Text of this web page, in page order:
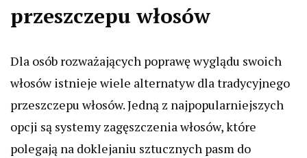
przeszczepu włosów
Dla osób rozważających poprawę wyglądu swoich
włosów istnieje wiele alternatyw dla tradycyjnego
przeszczepu włosów. Jedną z najpopularniejszych
opcji są systemy zagęszczenia włosów, które
polegają na doklejaniu sztucznych pasm do